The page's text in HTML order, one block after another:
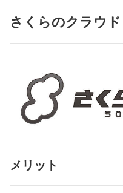
さくらのクラウド
メリット